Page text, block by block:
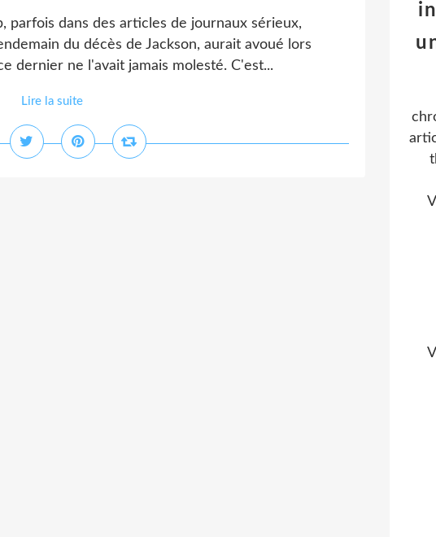
parfois dans des articles de journaux sérieux,
du décès de Jackson, aurait avoué lors
dernier ne l'avait jamais molesté. C'est...
Lire la suite